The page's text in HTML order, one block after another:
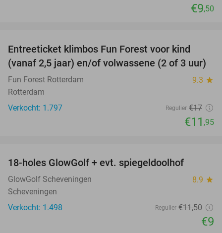
€9,50
Entreeticket klimbos Fun Forest voor kind
(vanaf 2,5 jaar) en/of volwassene (2 of 3 uur)
Fun Forest Rotterdam 9.3 star
Rotterdam
Verkocht: 1.797
Regulier €17
€11 ,95
18-holes GlowGolf + evt. spiegeldoolhof
GlowGolf Scheveningen 8.9 star
Scheveningen
Verkocht: 1.498
Regulier €11,50
€9